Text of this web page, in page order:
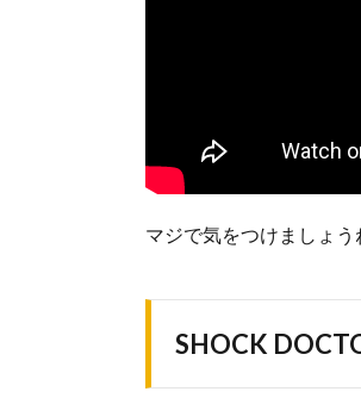
マジで気をつけましょう
SHOCK